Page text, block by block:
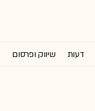
דעות שיווק ופרסום